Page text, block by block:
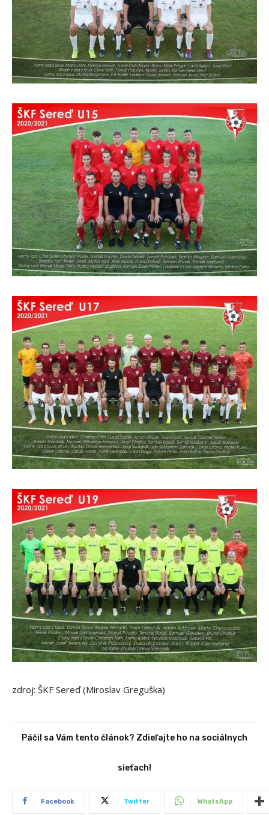
zdroj: ŠKF Sereď (Miroslav Greguška)
Páčil sa Vám tento článok? Zdieľajte ho na sociálnych
sieťach!
Facebook Twitter WhatsApp